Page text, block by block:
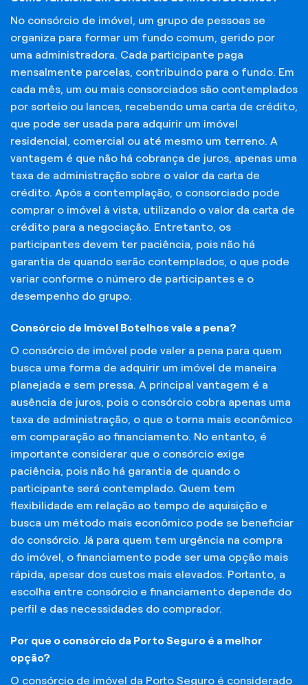
No consórcio de imóvel, um grupo de pessoas se
organiza para formar um fundo comum, gerido por
uma administradora. Cada participante paga
mensalmente parcelas, contribuindo para o fundo. Em
cada mês, um ou mais consorciados são contemplados
por sorteio ou lances, recebendo uma carta de crédito,
que pode ser usada para adquirir um imóvel
residencial, comercial ou até mesmo um terreno. A
vantagem é que não há cobrança de juros, apenas uma
taxa de administração sobre o valor da carta de
crédito. Após a contemplação, o consorciado pode
comprar o imóvel à vista, utilizando o valor da carta de
crédito para a negociação. Entretanto, os
participantes devem ter paciência, pois não há
garantia de quando serão contemplados, o que pode
variar conforme o número de participantes e o
desempenho do grupo.
Consórcio de Imóvel Botelhos vale a pena?
O consórcio de imóvel pode valer a pena para quem
busca uma forma de adquirir um imóvel de maneira
planejada e sem pressa. A principal vantagem é a
ausência de juros, pois o consórcio cobra apenas uma
taxa de administração, o que o torna mais econômico
em comparação ao financiamento. No entanto, é
importante considerar que o consórcio exige
paciência, pois não há garantia de quando o
participante será contemplado. Quem tem
flexibilidade em relação ao tempo de aquisição e
busca um método mais econômico pode se beneficiar
do consórcio. Já para quem tem urgência na compra
do imóvel, o financiamento pode ser uma opção mais
rápida, apesar dos custos mais elevados. Portanto, a
escolha entre consórcio e financiamento depende do
perfil e das necessidades do comprador.
Por que o consórcio da Porto Seguro é a melhor
opção?
O consórcio de imóvel da Porto Seguro é considerado